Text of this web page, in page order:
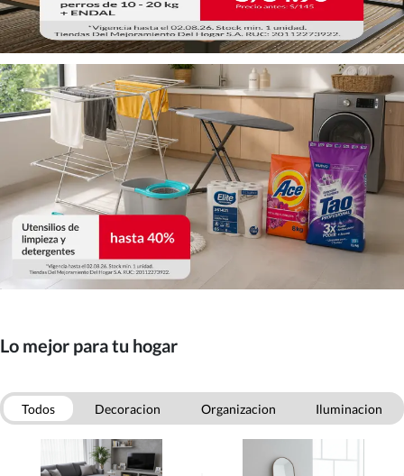
Lo mejor para tu hogar
Todos Decoracion Organizacion
Iluminacion